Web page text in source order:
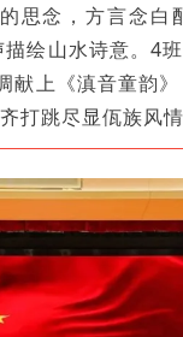
思念，方言念白
绘山水诗意。4
献上《滇音童韵
打跳尽显佤族风